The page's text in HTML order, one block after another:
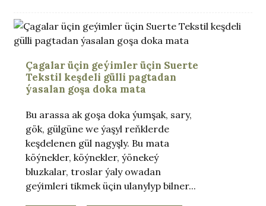
Çagalar üçin geýimler üçin Suerte
Tekstil keşdeli gülli pagtadan
ýasalan goşa doka mata
Bu arassa ak goşa doka ýumşak, sary,
gök, gülgüne we ýaşyl reňklerde
keşdelenen gül nagyşly. Bu mata
köýnekler, köýnekler, ýönekeý
bluzkalar, troslar ýaly owadan
geýimleri tikmek üçin ulanylyp bilner...